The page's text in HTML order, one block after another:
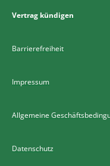
Vertrag kündigen
Barrierefreiheit
Impressum
Allgemeine
Datenschutz